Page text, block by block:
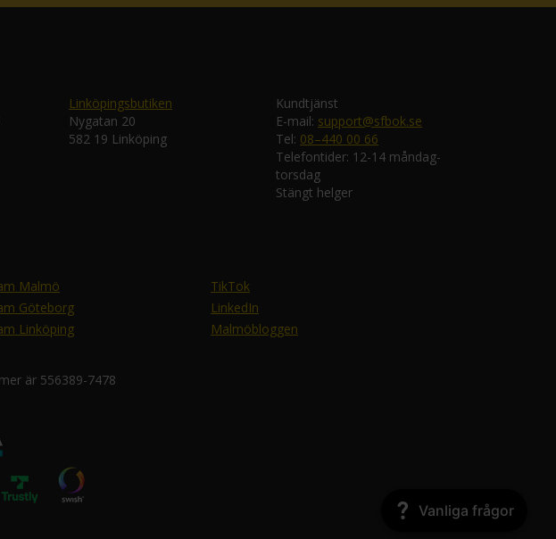
Linköpingsbutiken
Nygatan 20
582 19 Linköping
Kundtjänst
E-mail: support@sfbok.se
Tel: 08–440 00 66
Telefontider: 12-14 måndag-
torsdag
Stängt helger
Malmö
Göteborg
Linköping
TikTok
LinkedIn
Malmöbloggen
är 556389-7478
Vanliga frågor